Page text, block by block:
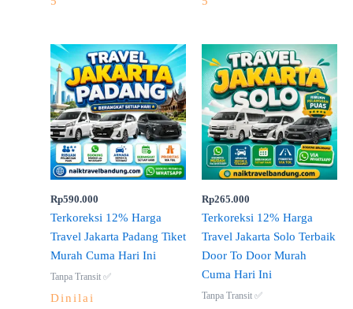
Rp590.000
Terkoreksi 12% Harga
Travel Jakarta Padang Tiket
Murah Cuma Hari Ini
Tanpa Transit ✅
Dinilai
Rp265.000
Terkoreksi 12% Harga
Travel Jakarta Solo Terbaik
Door To Door Murah
Cuma Hari Ini
Tanpa Transit ✅